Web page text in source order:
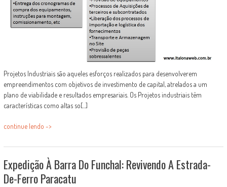
Projetos Industriais são aqueles esforços realizados para desenvolverem
empreendimentos com objetivos de investimento de capital, atrelados a um
plano de viabilidade e resultados empresariais. Os Projetos industriais têm
características como altas so[...]
continue lendo ->
Expedição À Barra Do Funchal: Revivendo A Estrada-
De-Ferro Paracatu